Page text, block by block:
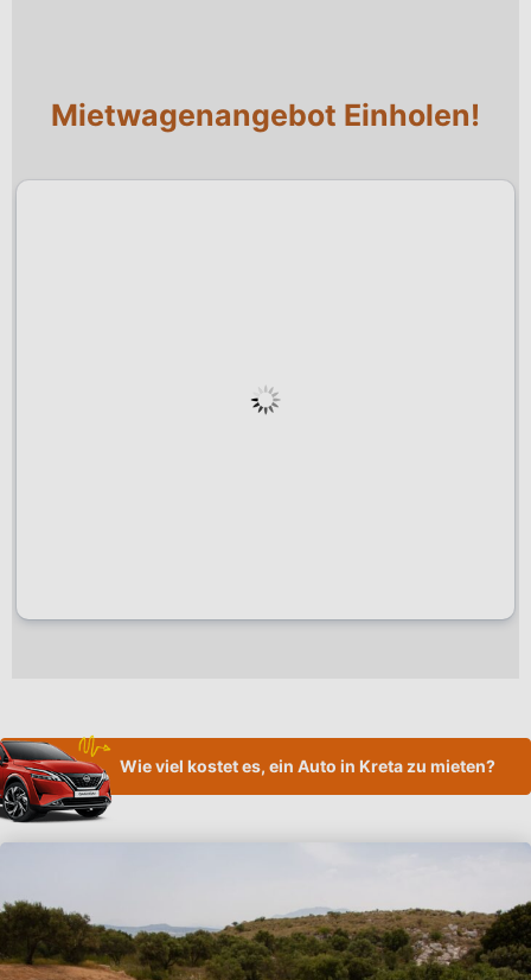
Mietwagenangebot Einholen!
Wie viel kostet es, ein Auto in Kreta zu mieten?